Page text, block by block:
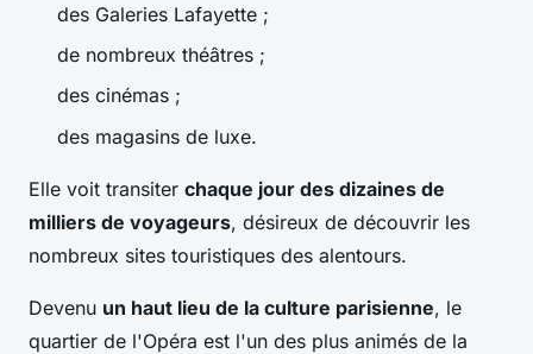
des Galeries Lafayette ;
de nombreux théâtres ;
des cinémas ;
des magasins de luxe.
Elle voit transiter chaque jour des dizaines de
milliers de voyageurs, désireux de découvrir les
nombreux sites touristiques des alentours.
Devenu un haut lieu de la culture parisienne, le
quartier de l'Opéra est l'un des plus animés de la